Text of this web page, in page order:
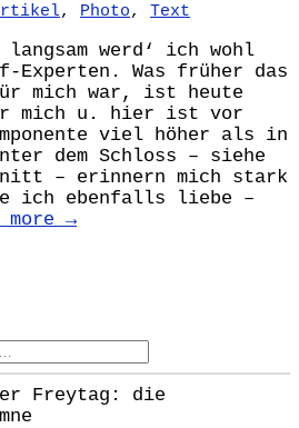
, Photo, Text
langsam werd‘ ich wohl
Experten. Was früher das
mich war, ist heute
mich u. hier ist vor
viel höher als in
dem Schloss – siehe
– erinnern mich stark
ich ebenfalls liebe –
more →
Freytag: die